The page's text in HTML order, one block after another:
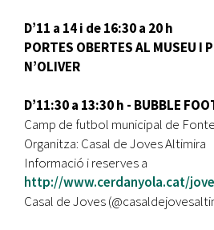
D’11 a 14 i de 16:30 a 20 h
PORTES OBERTES AL MUSEU I
N’OLIVER
D’11:30 a 13:30 h - BUBBLE
Camp de futbol municipal de
Organitza: Casal de Joves Altimira
Informació i reserves a
http://www.cerdanyola.cat/
Casal de Joves